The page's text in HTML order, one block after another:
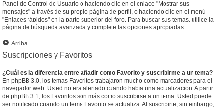
Panel de Control de Usuario o haciendo clic en el enlace "Mostrar sus
mensajes" a través de su propio página de perfil, o haciendo clic en el menú
"Enlaces rápidos" en la parte superior del foro. Para buscar sus temas, utilice la
página de búsqueda avanzada y complete las opciones apropiadas.
Arriba
Suscripciones y Favoritos
¿Cuál es la diferencia entre añadir como Favorito y suscribirme a un tema?
En phpBB 3.0, los temas Favoritos trabajaron mucho como marcadores para el
navegador web. Usted no era alertado cuando había una actualización. A partir
de phpBB 3.1, los Favoritos son más como suscribirse a un tema. Usted puede
ser notificado cuando un tema Favorito se actualiza. Al suscribirte, sin embargo,